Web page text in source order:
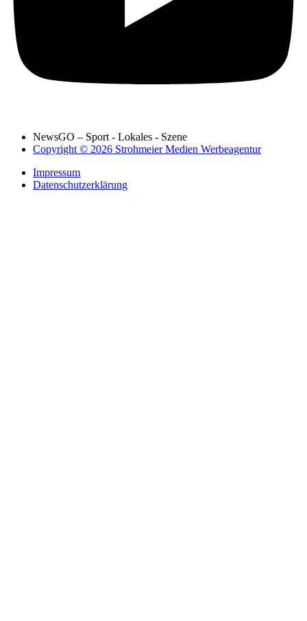
NewsGO – Sport - Lokales - Szene
Copyright © 2026 Strohmeier Medien Werbeagentur
Impressum
Datenschutzerklärung